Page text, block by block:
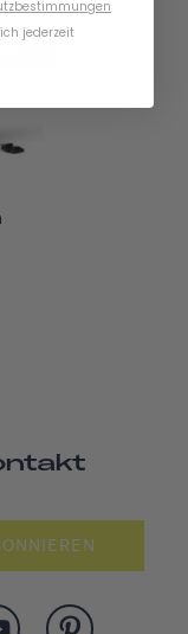
jederzeit